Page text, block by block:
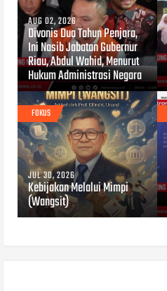
AUG 02, 2026
Divonis Dua Tahun Penjara,
Ini Nasib Jabatan Gubernur
Riau, Abdul Wahid, Menurut
Hukum Administrasi Negara
FOKUS
JUL 30, 2026
Kebijakan Melalui Mimpi
(Wangsit)